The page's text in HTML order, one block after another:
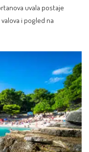
uvala postaje
i pogled na